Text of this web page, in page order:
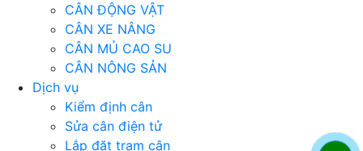
CÂN ĐỘNG VẬT
CÂN XE NÂNG
CÂN MỦ CAO SU
CÂN NÔNG SẢN
Dịch vụ
Kiểm định cân
Sửa cân điện tử
Lắp đặt trạm cân